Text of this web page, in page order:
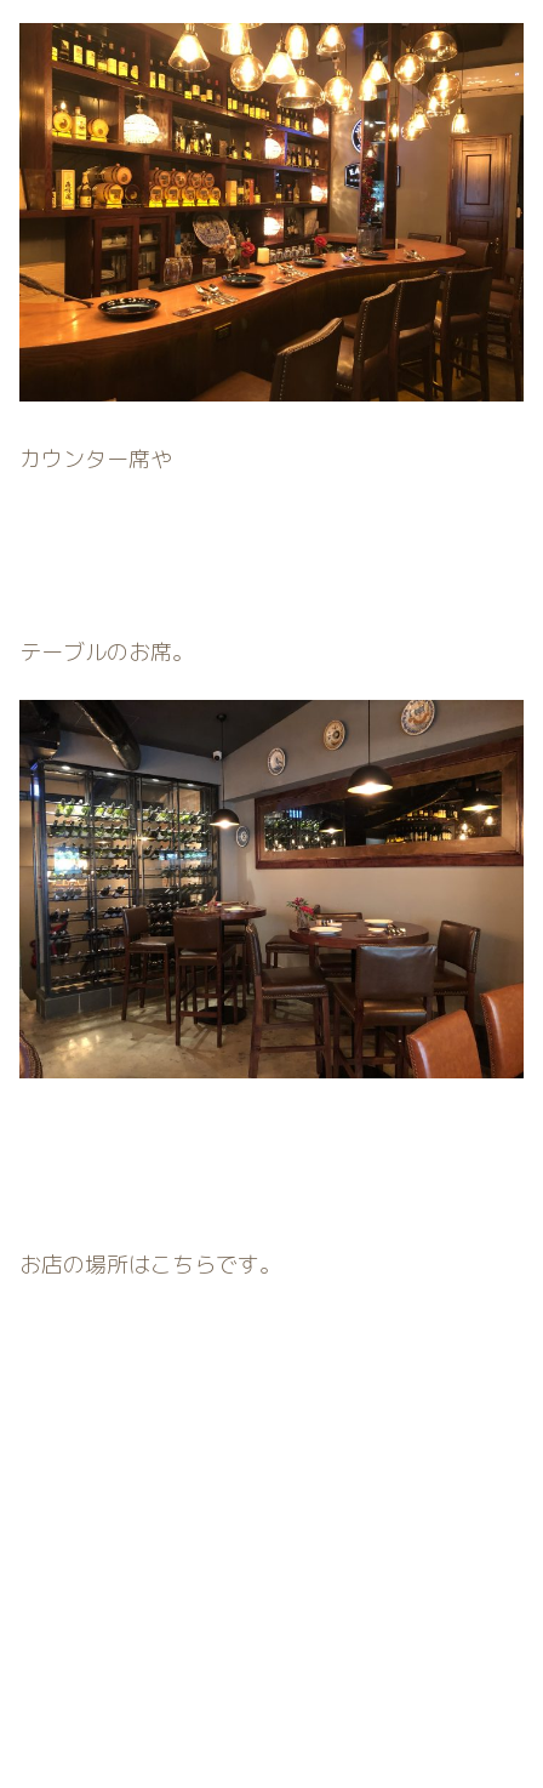
カウンター席や
テーブルのお席。
お店の場所はこちらです。